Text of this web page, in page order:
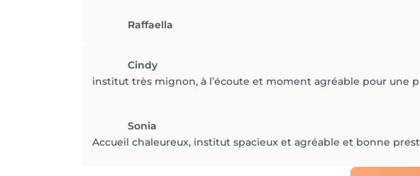
Raffaella
Cindy
institut très mignon, à l’écoute et moment agréable pour une
Sonia
Accueil chaleureux, institut spacieux et agréable et bonne